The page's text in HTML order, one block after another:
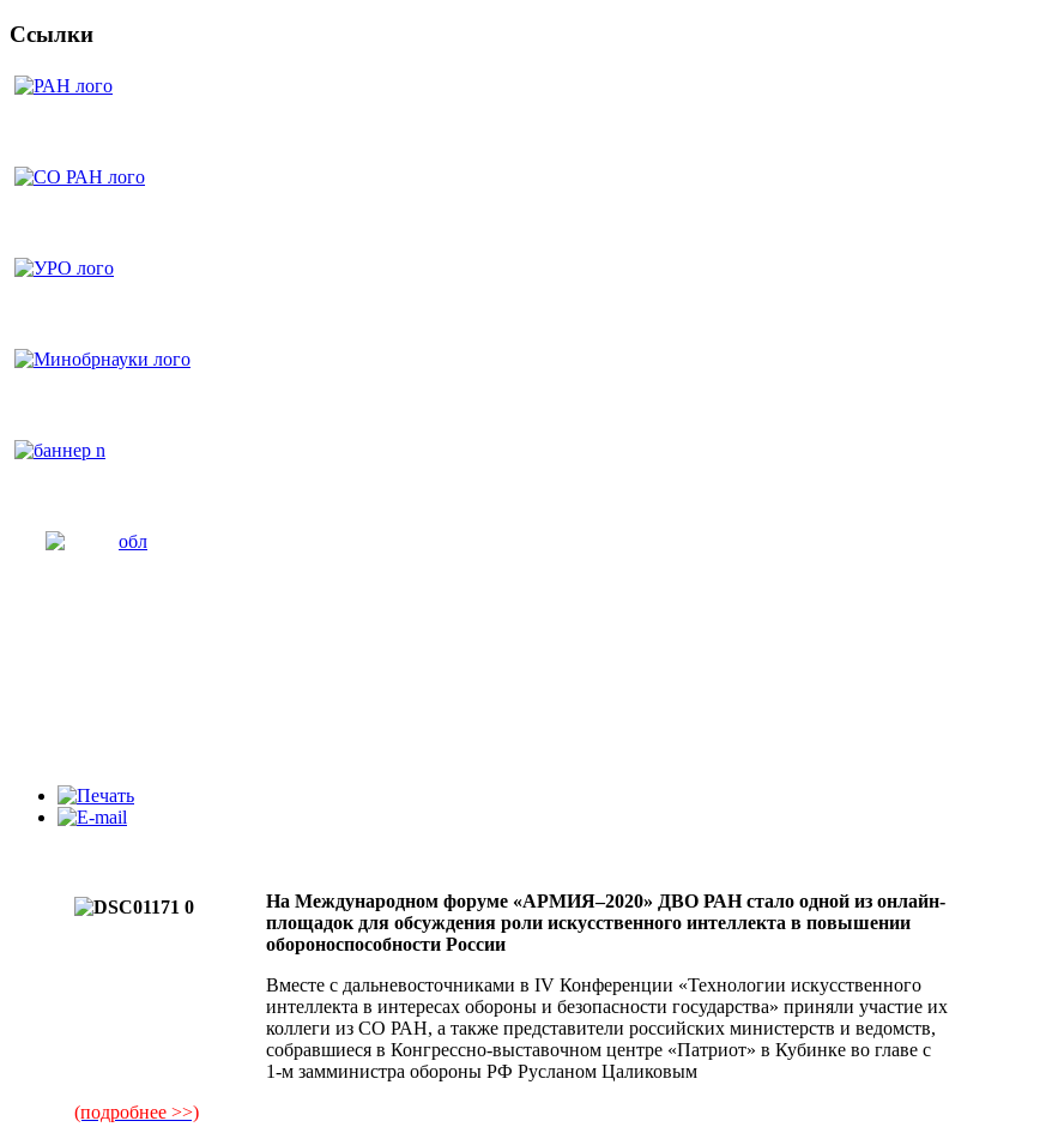
Ссылки
На Международном форуме «АРМИЯ–2020» ДВО РАН стало одной из онлайн-
площадок для обсуждения роли искусственного интеллекта в повышении
обороноспособности России
Вместе с дальневосточниками в IV Конференции «Технологии искусственного
интеллекта в интересах обороны и безопасности государства» приняли участие их
коллеги из СО РАН, а также представители российских министерств и ведомств,
собравшиеся в Конгрессно-выставочном центре «Патриот» в Кубинке во главе с
1-м замминистра обороны РФ Русланом Цаликовым
(подробнее >>)